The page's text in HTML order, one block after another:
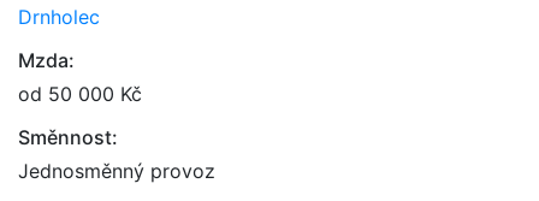
Drnholec
Mzda:
od 50 000 Kč
Směnnost:
Jednosměnný provoz